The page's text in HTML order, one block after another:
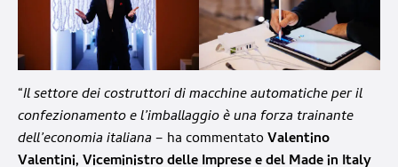
“Il settore dei costruttori di macchine automatiche per il
confezionamento e l’imballaggio è una forza trainante
dell’economia italiana– ha commentatoValentino
Valentini, Viceministro delle Imprese e del Made in Italy